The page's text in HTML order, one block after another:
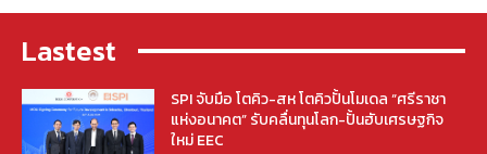
Lastest
SPI จับมือ โตคิว-สห โตคิวปั้นโมเดล “ศรีราชา
แห่งอนาคต” รับคลื่นทุนโลก-ปั้นฮับเศรษฐกิจ
ใหม่ EEC